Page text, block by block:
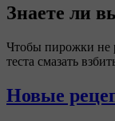
Знаете ли
Чтобы пирожки не
теста смазать
Новые